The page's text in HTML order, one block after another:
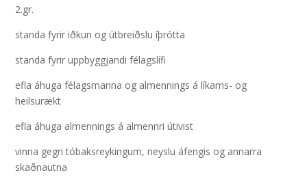
2.gr.
standa fyrir iðkun og útbreiðslu íþrótta
standa fyrir uppbyggjandi félagslífi
efla áhuga félagsmanna og almennings á líkams- og
heilsurækt
efla áhuga almennings á almennri útivist
vinna gegn tóbaksreykingum, neyslu áfengis og annarra
skaðnautna